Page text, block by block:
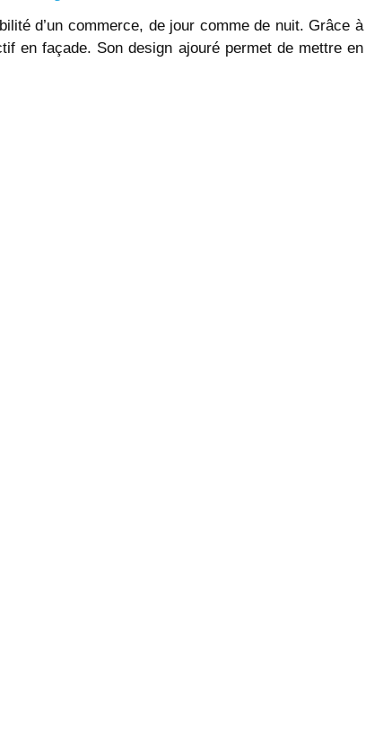
d’un commerce, de jour comme de nuit. Grâce à
en façade. Son design ajouré permet de mettre en